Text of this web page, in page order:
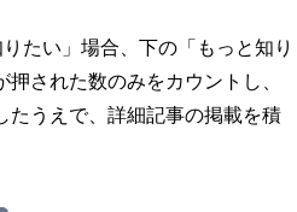
たい」場合、下の「もっと知り
された数のみをカウントし、
うえで、詳細記事の掲載を積